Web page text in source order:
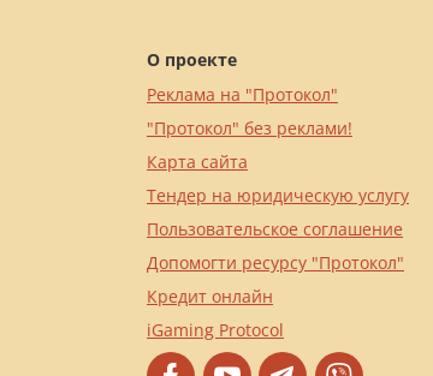
О проекте
Реклама на "Протокол"
"Протокол" без реклами!
Карта сайта
Тендер на юридическую услугу
Пользовательское соглашение
Допомогти ресурсу "Протокол"
Кредит онлайн
iGaming Protocol